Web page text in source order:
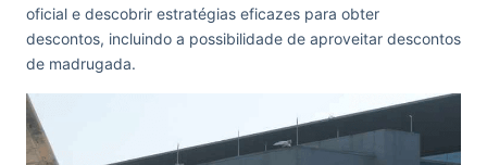
oficial e descobrir estratégias eficazes para obter
descontos, incluindo a possibilidade de aproveitar descontos
de madrugada.